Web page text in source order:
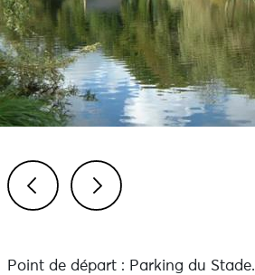
Point de départ : Parking du Stade.